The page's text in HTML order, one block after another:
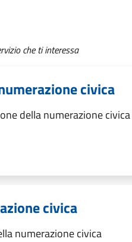
che ti interessa
civica
della numerazione civica
civica
numerazione civica